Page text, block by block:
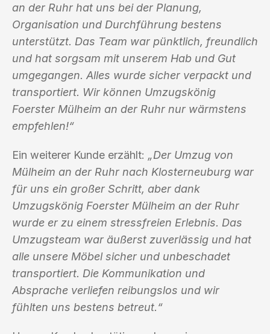
an der Ruhr hat uns bei der Planung,
Organisation und Durchführung bestens
unterstützt. Das Team war pünktlich, freundlich
und hat sorgsam mit unserem Hab und Gut
umgegangen. Alles wurde sicher verpackt und
transportiert. Wir können Umzugskönig
Foerster Mülheim an der Ruhr nur wärmstens
empfehlen!“
Ein weiterer Kunde erzählt: „Der Umzug von
Mülheim an der Ruhr nach Klosterneuburg war
für uns ein großer Schritt, aber dank
Umzugskönig Foerster Mülheim an der Ruhr
wurde er zu einem stressfreien Erlebnis. Das
Umzugsteam war äußerst zuverlässig und hat
alle unsere Möbel sicher und unbeschadet
transportiert. Die Kommunikation und
Absprache verliefen reibungslos und wir
fühlten uns bestens betreut.“